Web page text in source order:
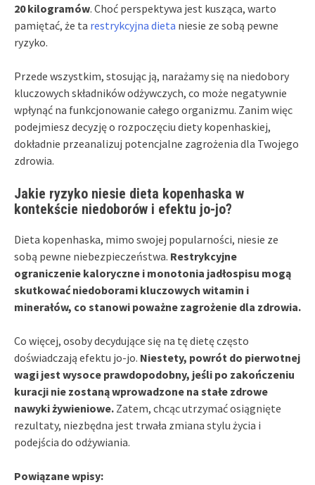
20 kilogramów. Choć perspektywa jest kusząca, warto
pamiętać, że ta restrykcyjna dieta niesie ze sobą pewne
ryzyko.
Przede wszystkim, stosując ją, narażamy się na niedobory
kluczowych składników odżywczych, co może negatywnie
wpłynąć na funkcjonowanie całego organizmu. Zanim więc
podejmiesz decyzję o rozpoczęciu diety kopenhaskiej,
dokładnie przeanalizuj potencjalne zagrożenia dla Twojego
zdrowia.
Jakie ryzyko niesie dieta kopenhaska w
kontekście niedoborów i efektu jo-jo?
Dieta kopenhaska, mimo swojej popularności, niesie ze
sobą pewne niebezpieczeństwa. Restrykcyjne
ograniczenie kaloryczne i monotonia jadłospisu mogą
skutkować niedoborami kluczowych witamin i
minerałów, co stanowi poważne zagrożenie dla zdrowia.
Co więcej, osoby decydujące się na tę dietę często
doświadczają efektu jo-jo. Niestety, powrót do pierwotnej
wagi jest wysoce prawdopodobny, jeśli po zakończeniu
kuracji nie zostaną wprowadzone na stałe zdrowe
nawyki żywieniowe. Zatem, chcąc utrzymać osiągnięte
rezultaty, niezbędna jest trwała zmiana stylu życia i
podejścia do odżywiania.
Powiązane wpisy: